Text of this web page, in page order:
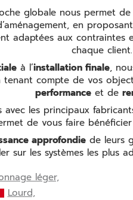
globale nous permet
en
adaptées aux contraintes
chaque client.
à l’installation finale,
compte de vos
performanceet de
avec les principaux
de vous faire
approfondie de leurs
sur les systèmes les plus
léger,
Lourd,